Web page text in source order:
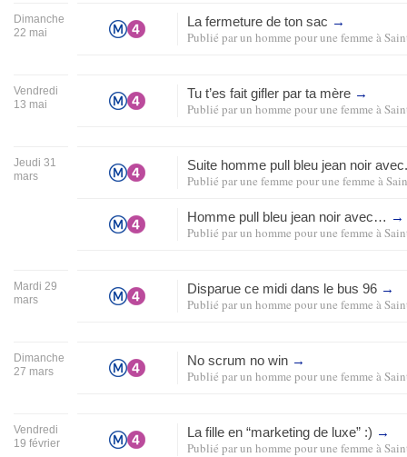
Dimanche
22 mai
La fermeture de ton sac →
Publié parun homme pour une femme à
Vendredi
13 mai
Tu t’es fait gifler par ta mère →
Publié parun homme pour une femme à
Jeudi 31
mars
Suite homme pull bleu jean noir
Publié parune femme pour une femme à
Homme pull bleu jean noir avec… →
Publié parun homme pour une femme à
Mardi 29
mars
Disparue ce midi dans le bus 96 →
Publié parun homme pour une femme à
Dimanche
27 mars
No scrum no win →
Publié parun homme pour une femme à
Vendredi
19 février
La fille en “marketing de luxe” :) →
Publié parun homme pour une femme à